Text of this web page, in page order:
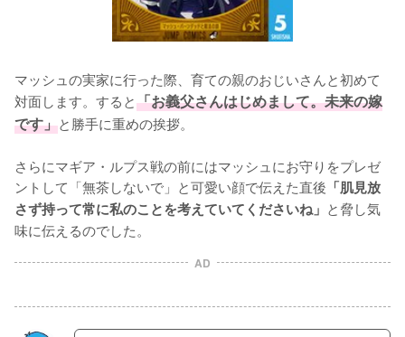
マッシュの実家に行った際、育ての親のおじいさんと初めて
対面します。すると「お義父さんはじめまして。未来の嫁
です」と勝手に重めの挨拶。
さらにマギア・ルプス戦の前にはマッシュにお守りをプレゼ
ントして「無茶しないで」と可愛い顔で伝えた直後 「肌見放
さず持って常に私のことを考えていてくださいね」 と脅し気
味に伝えるのでした。
AD